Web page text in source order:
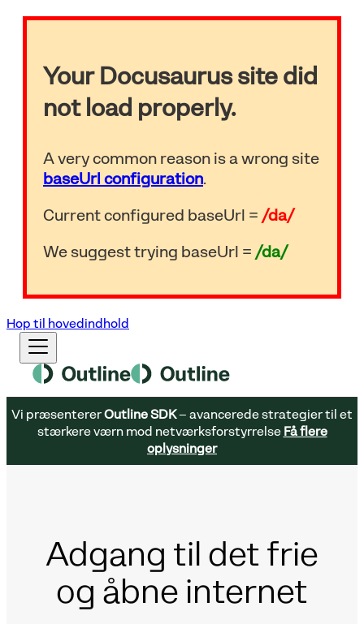
Your Docusaurus site did
not load properly.
A very common reason is a wrong site
baseUrl configuration.
Current configured baseUrl = /da/
We suggest trying baseUrl = /da/
Hop til hovedindhold
Vi præsentererOutline SDK– avancerede strategier til et
stærkere værn mod netværksforstyrrelseFå flere
oplysninger
Adgang til det frie
og åbne internet